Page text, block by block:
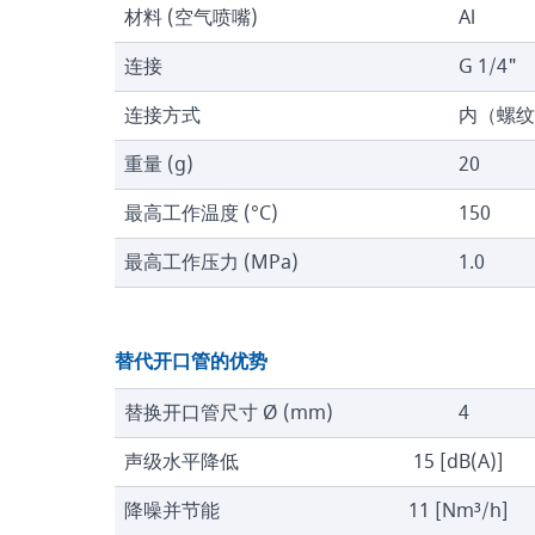
材料 (空气喷嘴)
Al
连接
G 1/4"
连接方式
内（螺纹
重量 (g)
20
最高工作温度 (°C)
150
最高工作压力 (MPa)
1.0
替代开口管的优势
替换开口管尺寸 Ø (mm)
4
声级水平降低
15 [dB(A)]
降噪并节能
11 [Nm³/h]